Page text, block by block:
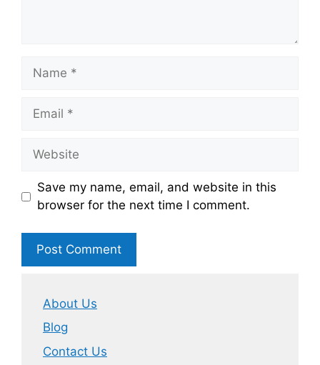
Name
Email
Website
Save my name, email, and website in this
browser for the next time I comment.
About Us
Blog
Contact Us